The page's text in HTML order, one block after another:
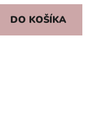
DO KOŠÍKA